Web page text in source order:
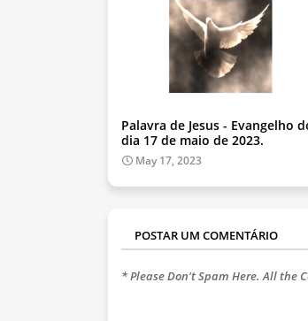
Palavra de Jesus - Evangelho
dia 17 de maio de 2023.
May 17, 2023
POSTAR UM COMENTÁRIO
* Please Don't Spam Here. All the